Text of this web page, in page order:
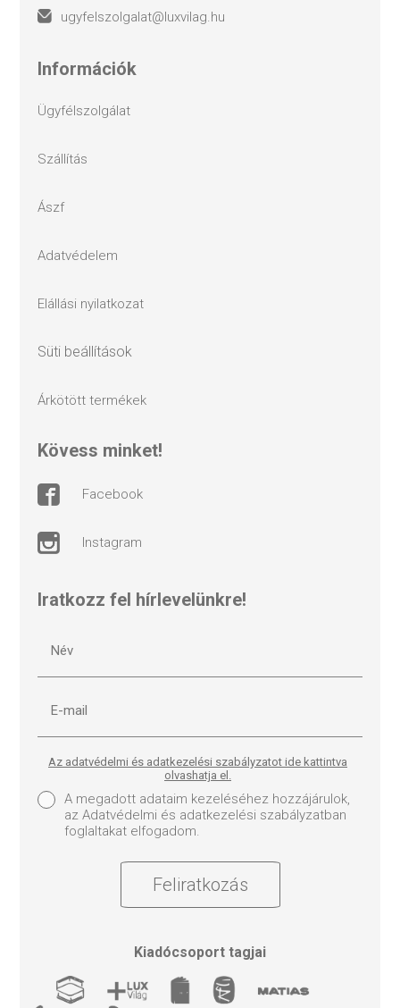
ugyfelszolgalat@luxvilag.hu
információk
ügyfélszolgálat
szállítás
ászf
adatvédelem
elállási nyilatkozat
süti beállítások
árkötött termékek
kövess minket!
facebook
instagram
Iratkozz fel hírlevelünkre!
Az adatvédelmi és adatkezelési szabályzatot ide kattintva
olvashatja el.
A megadott adataim kezeléséhez hozzájárulok,
az Adatvédelmi és adatkezelési szabályzatban
foglaltakat elfogadom.
Feliratkozás
Kiadócsoport tagjai